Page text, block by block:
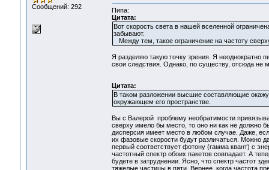
Сообщений: 292
Пипа:
Цитата:
Вот скорость света в нашей вселенной
забывают.
Между тем, такое ограничение на частоту
Я разделяю такую точку зрения. Я неоднократно
свои следствия. Однако, по существу, отсюда не
Цитата:
В таком разложении высшие составляющие
окружающем его пространстве.
Вы с Валерой проблему необратимости
сверху имело бы место, то оно ни как не должно
дисперсия имеет место в любом случае. Даже,
их фазовые скорости будут различаться. Можно
первый соответствует фотону (гамма квант) с
частотный спектр обоих пакетов совпадает. А
будете в затруднении. Ясно, что спектр частот
тяжелые частицы в пяти. Вернее, когда частота